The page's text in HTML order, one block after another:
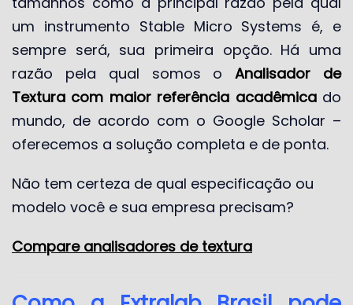
um instrumento Stable Micro Systems é, e
sempre será, sua primeira opção. Há uma
razão pela qual somos oAnalisador de
Textura com maior referência acadêmica do
mundo, de acordo com o Google Scholar –
oferecemos a solução completa e de ponta.
Não tem certeza de qual especificação ou
modelo você e sua empresa precisam?
Compare analisadores de textura